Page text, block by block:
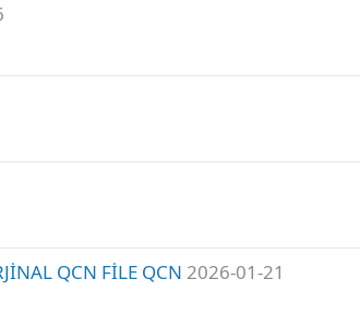
QCN FİLE QCN 2026-01-21